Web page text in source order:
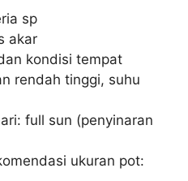
sp
akar
kondisi tempat
rendah tinggi, suhu
full sun (penyinaran
ukuran pot: